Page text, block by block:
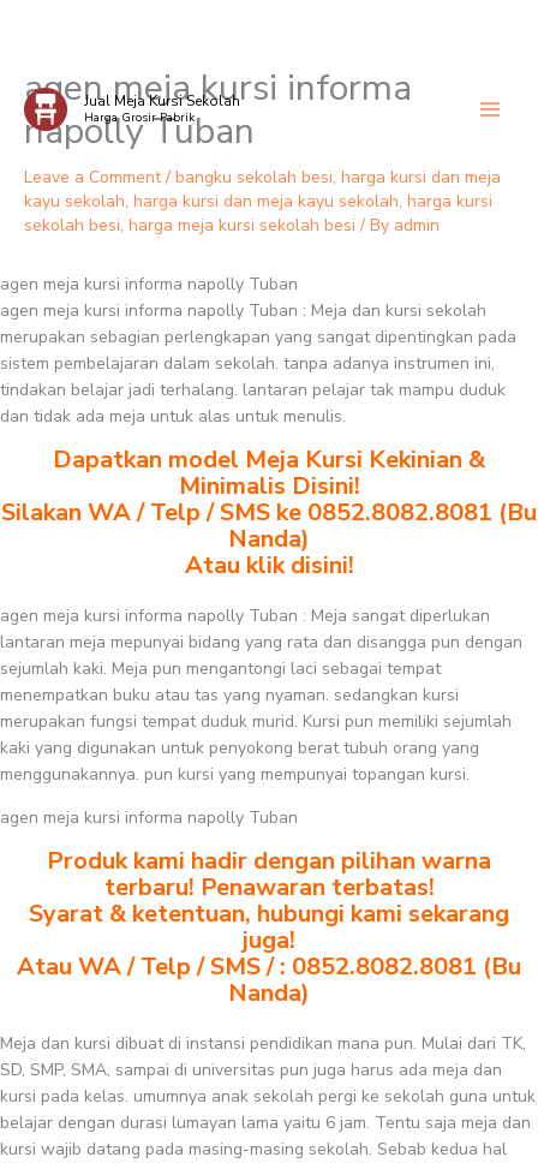
Skip
content
Jual Meja Kursi Sekolah
Harga Grosir Pabrik
agen meja kursi informa
napolly Tuban
Leave a Comment / bangku sekolah besi, harga kursi dan meja
kayu sekolah, harga kursi dan meja kayu sekolah, harga kursi
sekolah besi, harga meja kursi sekolah besi / By admin
agen meja kursi informa napolly Tuban
agen meja kursi informa napolly Tuban : Meja dan kursi sekolah
merupakan sebagian perlengkapan yang sangat dipentingkan pada
sistem pembelajaran dalam sekolah. tanpa adanya instrumen ini,
tindakan belajar jadi terhalang. lantaran pelajar tak mampu duduk
dan tidak ada meja untuk alas untuk menulis.
Dapatkan model Meja Kursi Kekinian &
Minimalis Disini!
Silakan WA / Telp / SMS ke 0852.8082.8081 (Bu
Nanda)
Atau klik disini!
agen meja kursi informa napolly Tuban : Meja sangat diperlukan
lantaran meja mepunyai bidang yang rata dan disangga pun dengan
sejumlah kaki. Meja pun mengantongi laci sebagai tempat
menempatkan buku atau tas yang nyaman. sedangkan kursi
merupakan fungsi tempat duduk murid. Kursi pun memiliki sejumlah
kaki yang digunakan untuk penyokong berat tubuh orang yang
menggunakannya. pun kursi yang mempunyai topangan kursi.
agen meja kursi informa napolly Tuban
Produk kami hadir dengan pilihan warna
terbaru! Penawaran terbatas!
Syarat & ketentuan, hubungi kami sekarang
juga!
Atau WA / Telp / SMS / : 0852.8082.8081 (Bu
Nanda)
Meja dan kursi dibuat di instansi pendidikan mana pun. Mulai dari TK,
SD, SMP, SMA, sampai di universitas pun juga harus ada meja dan
kursi pada kelas. umumnya anak sekolah pergi ke sekolah guna untuk
belajar dengan durasi lumayan lama yaitu 6 jam. Tentu saja meja dan
kursi wajib datang pada masing-masing sekolah. Sebab kedua hal